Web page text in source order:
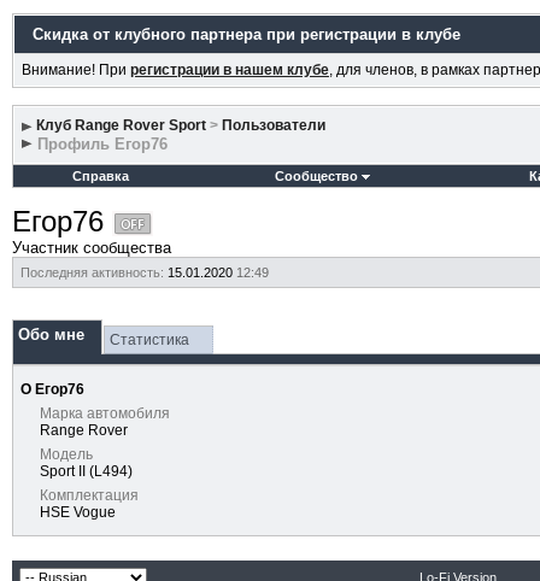
Скидка от клубного партнера при регистрации в клубе
Внимание! При регистрации в нашем клубе, для членов, в рамках
Клуб Range Rover Sport > Пользователи
Профиль Егор76
Справка Сообщество
Егор76
Участник сообщества
Последняя активность: 15.01.2020 12:49
Обо мне Статистика
О Егор76
Марка автомобиля
Range Rover
Модель
Sport II (L494)
Комплектация
HSE Vogue
Lo-Fi Version